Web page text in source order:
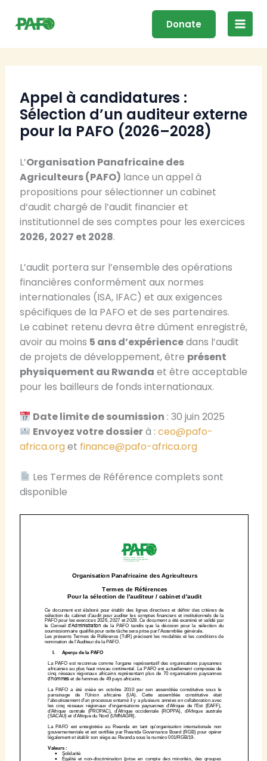
Donate
Main
Appel à candidatures :
Sélection d’un auditeur externe
pour la PAFO (2026–2028)
L’Organisation Panafricaine des
Agriculteurs (PAFO) lance un appel à
propositions pour sélectionner un cabinet
d’audit chargé de l’audit financier et
institutionnel de ses comptes pour les exercices
2026, 2027 et 2028.
L’audit portera sur l’ensemble des opérations
financières conformément aux normes
internationales (ISA, IFAC) et aux exigences
spécifiques de la PAFO et de ses partenaires.
Le cabinet retenu devra être dûment enregistré,
avoir au moins 5 ans d’expériencedans l’audit
de projets de développement, être présent
physiquement au Rwanda et être acceptable
pour les bailleurs de fonds internationaux.
Date limite de soumission : 30 juin 2025
Envoyez votre dossierà : ceo@pafo-
africa.orget finance@pafo-africa.org
Les Termes de Référence complets sont
disponible